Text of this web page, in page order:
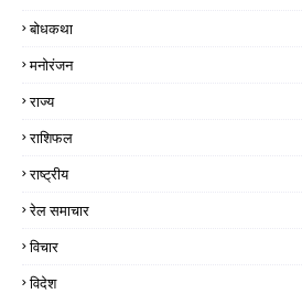
बोधकथा
मनोरंजन
राज्य
राशिफल
राष्ट्रीय
रेल समाचार
विचार
विदेश